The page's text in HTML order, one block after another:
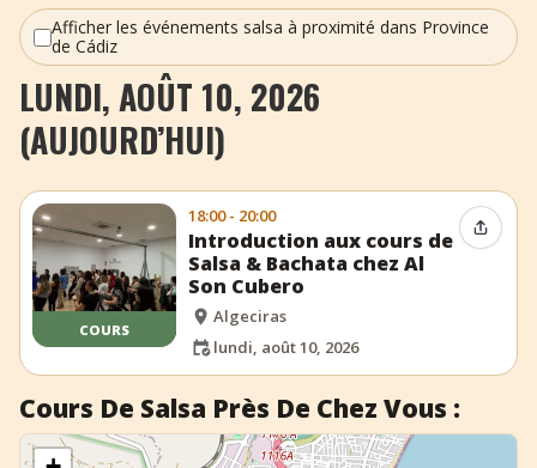
+ Ajouter un événement
Afficher les événements salsa à proximité dans Province
de Cádiz
LUNDI, AOÛT 10, 2026
(AUJOURD’HUI)
COURS
18:00 - 20:00
Introduction aux cours de
Salsa & Bachata chez Al
Son Cubero
Algeciras
lundi, août 10, 2026
Cours De Salsa Près De Chez Vous :